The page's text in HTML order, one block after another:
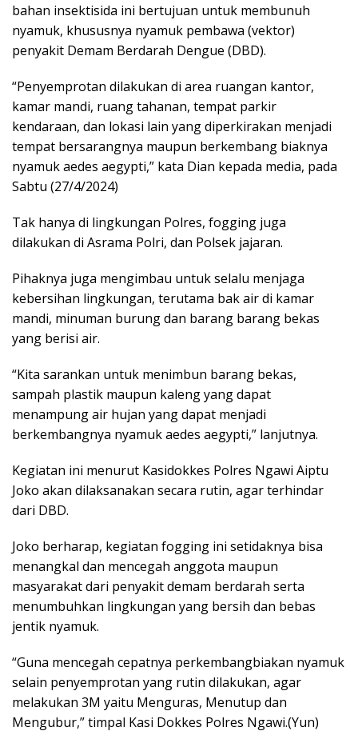
bahan insektisida ini bertujuan untuk membunuh
nyamuk, khususnya nyamuk pembawa (vektor)
penyakit Demam Berdarah Dengue (DBD).
“Penyemprotan dilakukan di area ruangan kantor,
kamar mandi, ruang tahanan, tempat parkir
kendaraan, dan lokasi lain yang diperkirakan menjadi
tempat bersarangnya maupun berkembang biaknya
nyamuk aedes aegypti,” kata Dian kepada media, pada
Sabtu (27/4/2024)
Tak hanya di lingkungan Polres, fogging juga
dilakukan di Asrama Polri, dan Polsek jajaran.
Pihaknya juga mengimbau untuk selalu menjaga
kebersihan lingkungan, terutama bak air di kamar
mandi, minuman burung dan barang barang bekas
yang berisi air.
“Kita sarankan untuk menimbun barang bekas,
sampah plastik maupun kaleng yang dapat
menampung air hujan yang dapat menjadi
berkembangnya nyamuk aedes aegypti,” lanjutnya.
Kegiatan ini menurut Kasidokkes Polres Ngawi Aiptu
Joko akan dilaksanakan secara rutin, agar terhindar
dari DBD.
Joko berharap, kegiatan fogging ini setidaknya bisa
menangkal dan mencegah anggota maupun
masyarakat dari penyakit demam berdarah serta
menumbuhkan lingkungan yang bersih dan bebas
jentik nyamuk.
“Guna mencegah cepatnya perkembangbiakan nyamuk
selain penyemprotan yang rutin dilakukan, agar
melakukan 3M yaitu Menguras, Menutup dan
Mengubur,” timpal Kasi Dokkes Polres Ngawi.(Yun)